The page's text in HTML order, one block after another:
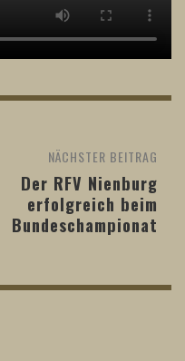
NÄCHSTER BEITRAG
Der RFV Nienburg
erfolgreich beim
Bundeschampionat